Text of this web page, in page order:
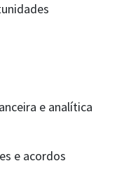
e analítica
e acordos